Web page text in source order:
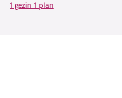
1 gezin 1 plan